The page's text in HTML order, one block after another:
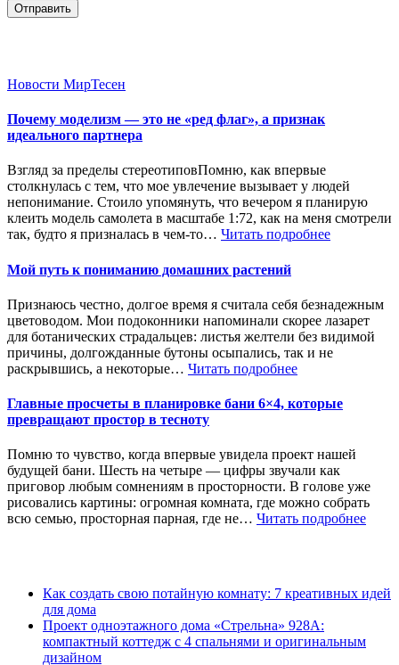
Отправить
Новости МирТесен
Почему моделизм — это не «ред флаг», а признак
идеального партнера
Взгляд за пределы стереотиповПомню, как впервые
столкнулась с тем, что мое увлечение вызывает у людей
непонимание. Стоило упомянуть, что вечером я планирую
клеить модель самолета в масштабе 1:72, как на меня смотрели
так, будто я призналась в чем-то… Читать подробнее
Мой путь к пониманию домашних растений
Признаюсь честно, долгое время я считала себя безнадежным
цветоводом. Мои подоконники напоминали скорее лазарет
для ботанических страдальцев: листья желтели без видимой
причины, долгожданные бутоны осыпались, так и не
раскрывшись, а некоторые… Читать подробнее
Главные просчеты в планировке бани 6×4, которые
превращают простор в тесноту
Помню то чувство, когда впервые увидела проект нашей
будущей бани. Шесть на четыре — цифры звучали как
приговор любым сомнениям в просторности. В голове уже
рисовались картины: огромная комната, где можно собрать
всю семью, просторная парная, где не… Читать подробнее
Как создать свою потайную комнату: 7 креативных идей
для дома
Проект одноэтажного дома «Стрельна» 928А:
компактный коттедж с 4 спальнями и оригинальным
дизайном